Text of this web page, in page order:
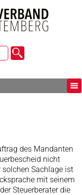
des Mandanten
nicht
Sachlage ist
mit seinem
Steuerberater die